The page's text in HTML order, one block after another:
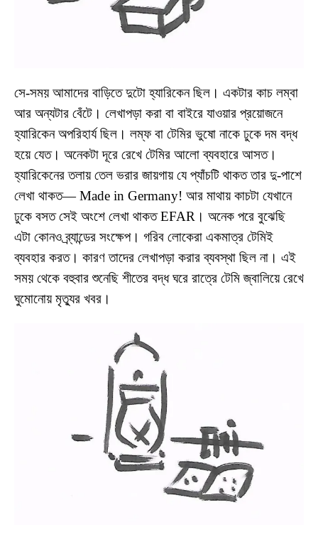
সে-সময় আমাদের বাড়িতে দুটো হ্যারিকেন ছিল। একটার কাচ লম্বা
আর অন্যটার বেঁটে। লেখাপড়া করা বা বাইরে যাওয়ার প্রয়োজনে
হ্যারিকেন অপরিহার্য ছিল। লম্ফ বা টেমির ভুষো নাকে ঢুকে দম বদ্ধ
হয়ে যেত। অনেকটা দূরে রেখে টেমির আলো ব্যবহারে আসত।
হ্যারিকেনের তলায় তেল ভরার জায়গায় যে প্যাঁচটি থাকত তার দু-পাশে
লেখা থাকত— Made in Germany! আর মাথায় কাচটা যেখানে
ঢুকে বসত সেই অংশে লেখা থাকত EFAR। অনেক পরে বুঝেছি
এটা কোনও ব্র্যান্ডের সংক্ষেপ। গরিব লোকেরা একমাত্র টেমিই
ব্যবহার করত। কারণ তাদের লেখাপড়া করার ব্যবস্থা ছিল না। এই
সময় থেকে বহুবার শুনেছি শীতের বদ্ধ ঘরে রাত্রে টেমি জ্বালিয়ে রেখে
ঘুমোনোয় মৃত্যুর খবর।